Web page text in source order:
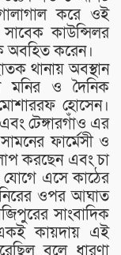
করে ওই
কাউন্সিলর
অবহিত করেন।
থানায় অবস্থান
মনির ও দৈনিক
হোসেন।
টেঙ্গারগাঁও এর
ফার্মেসী ও
করছেন এবং চা
যোগে এসে কাঠের
ওপর আঘাত
সাংবাদিক
কায়দায় এই
বলে ধারণা